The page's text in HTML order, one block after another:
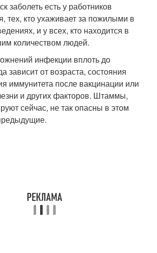
заболеть есть у работников
тех, кто ухаживает за пожилыми в
и у всех, кто находится в
количеством людей.
инфекции вплоть до
зависит от возраста, состояния
иммунитета после вакцинации или
и других факторов. Штаммы,
сейчас, не так опасны в этом